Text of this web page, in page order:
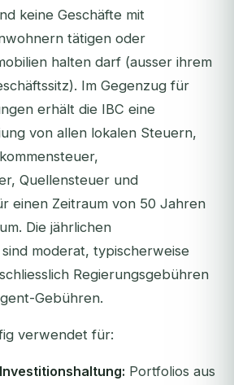
keine Geschäfte mit
tätigen oder
halten darf (ausser ihrem
Im Gegenzug für
erhält die IBC eine
von allen lokalen Steuern,
Quellensteuer und
einen Zeitraum von 50 Jahren
Die jährlichen
moderat, typischerweise
Regierungsgebühren
Gebühren.
verwendet für:
Portfolios aus